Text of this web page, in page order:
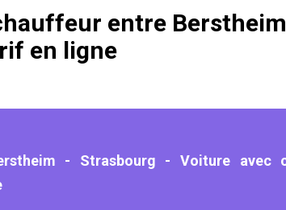
entre
en ligne
- Strasbourg - Voiture avec